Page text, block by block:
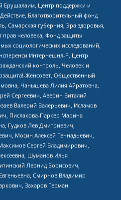
Ерушалаим, Центр поддержки и
Благотворительный фонд
Самарская губерния, Эра здоровья,
прав человека, Фонд защиты
социологических исследований,
Интернешнл-Р, Центр
контроль, Человек и
Женсовет, Общественный
Чанышева Лилия Айратовна,
Сергеевич, Аверин Виталий
Валерий Валерьевич, Исламов
Пислакова-Паркер Марина
Гудков Лев Дмитриевич,
Мосин Алексей Геннадьевич,
Сергей Владимирович,
Шуманов Илья
Леонид Борисович,
Смирнов Владимир
Захаров Герман